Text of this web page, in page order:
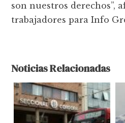
son nuestros derechos”,
trabajadores para Info
Noticias Relacionadas